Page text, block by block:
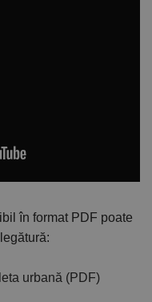
în format PDF poate
urbană (PDF)